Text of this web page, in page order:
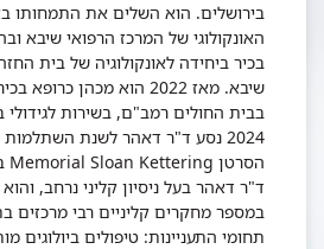
בירושלים. הוא השלים את התמחותו
האונקולוגי של המרכז הרפואי שיבא
בכיר ביחידה לאונקולוגיה של בית
שיבא. מאז 2022 הוא מכהן
בבית החולים רמב"ם, בשירות
2024 נסע ד"ר דאהר לשנת
הסרטן Memorial Sloan Kettering בניו יורק.
ד"ר דאהר בעל ניסיון קליני נרחב,
במספר מחקרים קליניים רבי מרכזים
תחומי התעניינות: טיפולים ביולוגים